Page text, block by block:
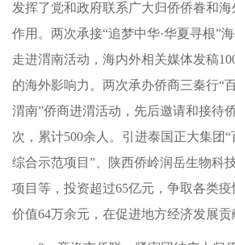
发挥了党和政府联系广大归侨侨眷和
作用。两次承接“追梦中华·华夏寻根”
走进渭南活动，海内外相关媒体发稿
的海外影响力。两次承办侨商三秦行“
渭南”侨商进渭活动，先后邀请和接待
次，累计500余人。引进泰国正大集团
综合示范项目”、陕西侨岭润岳生物科
项目等，投资超过65亿元，争取各类
价值64万余元，在促进地方经济发展贡